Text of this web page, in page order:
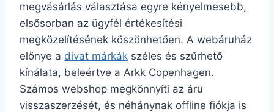
megvásárlás választása egyre kényelmesebb,
elsősorban az ügyfél értékesítési
megközelítésének köszönhetően. A webáruház
előnye a divat márkák széles és szűrhető
kínálata, beleértve a Arkk Copenhagen.
Számos webshop megkönnyíti az áru
visszaszerzését, és néhánynak offline fiókja is